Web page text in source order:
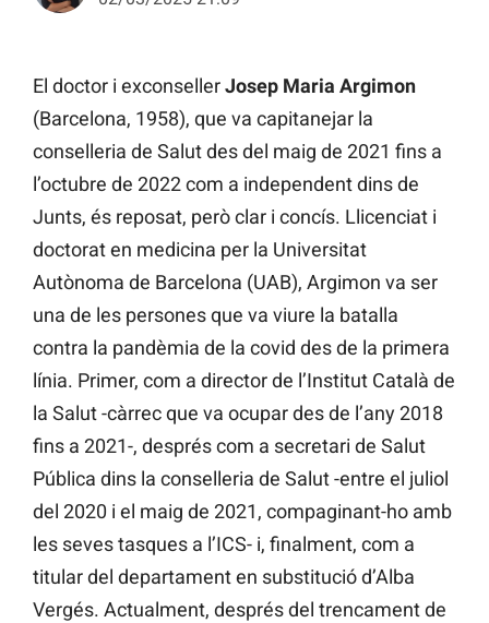
El doctor i exconsellerJosep Maria Argimon
(Barcelona, 1958), que va capitanejar la
conselleria de Salut des del maig de 2021 fins a
l’octubre de 2022 com a independent dins de
Junts, és reposat, però clar i concís. Llicenciat i
doctorat en medicina per la Universitat
Autònoma de Barcelona (UAB), Argimon va ser
una de les persones que va viure la batalla
contra la pandèmia de la covid des de la primera
línia. Primer, com a director de l’Institut Català de
la Salut -càrrec que va ocupar des de l’any 2018
fins a 2021-, després com a secretari de Salut
Pública dins la conselleria de Salut -entre el juliol
del 2020 i el maig de 2021, compaginant-ho amb
les seves tasques a l’ICS- i, finalment, com a
titular del departament en substitució d’Alba
Vergés. Actualment, després del trencament de